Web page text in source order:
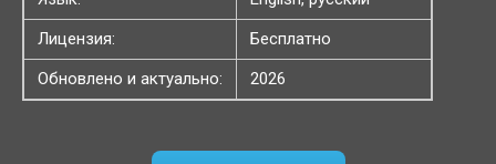
Лицензия:
Бесплатно
Обновлено и актуально:
2026